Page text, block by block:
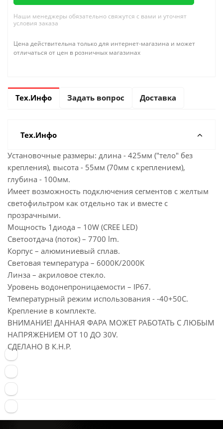
Наши менеджеры обязательно свяжутся с вами и уточнят
условия заказа
Цена действительна только для интернет-магазина и может
отличаться от цен в розничных магазинах
Тех.Инфо Задать вопрос Доставка
Тех.Инфо
Установочные размеры: длина - 425мм ("тело" без
крепления), высота - 55мм (70мм с креплением),
глубина - 100мм.
Имеет возможность подключения сегментов с желтым
светофильтром как отдельно так и вместе с
прозрачными.
Мощность 1диода – 10W (CREE LED)
Светоотдача (поток) – 7700 lm.
Корпус – алюминиевый сплав.
Световая температура – 6000К/2000K
Линза – акриловое стекло.
Уровень водонепроницаемости – IP67.
Температурный режим использования - -40+50С.
Крепление в комплекте.
ВНИМАНИЕ! ДАННАЯ ФАРА МОЖЕТ РАБОТАТЬ С ЛЮБЫМ
НАПРЯЖЕНИЕМ ОТ 10 ДО 30V.
СДЕЛАНО В К.Н.Р.